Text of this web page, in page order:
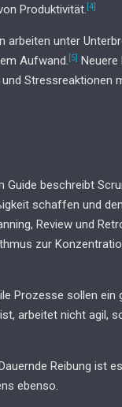
Produktivität. [4]
unter
Aufwand. [5]
Stressreaktionen
beschreibt
schaffen und
Review und
zur
Prozesse sollen ein
arbeitet nicht agil,
Reibung ist
ebenso.